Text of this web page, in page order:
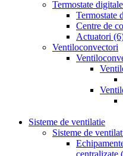
Termostate
Termostate
Centre de
Actuatori
Ventiloconvectori
Sisteme de ventilatie
Sisteme de
centralizate